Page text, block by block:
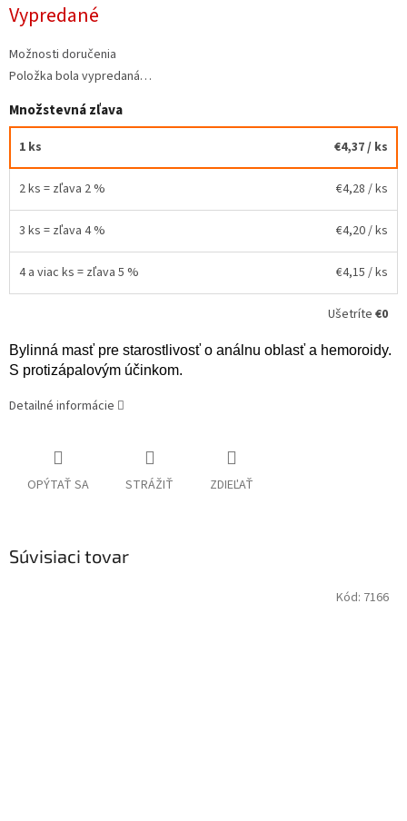
cena:
Vypredané
Možnosti doručenia
Položka bola vypredaná…
Množstevná zľava
1 ks €4,37/ ks
2 ks = zľava 2 % €4,28 / ks
3 ks = zľava 4 % €4,20/ ks
4 a viac ks = zľava 5 % €4,15 / ks
Ušetríte €0
Bylinná masť pre starostlivosť o análnu oblasť a hemoroidy.
S protizápalovým účinkom.
Detailné informácie
OPÝTAŤ SA STRÁŽIŤ ZDIEĽAŤ
Súvisiaci tovar
Kód: 7166